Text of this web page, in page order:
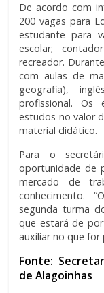
De acordo com
200 vagas para
estudante para
escolar;
recreador.
com aulas de
geografia),
profissional. Os
estudos no valor
material didático.
Para o
oportunidade de
mercado de
conhecimento.
segunda turma
que estará de
auxiliar no que for
Fonte:
de Alagoinhas